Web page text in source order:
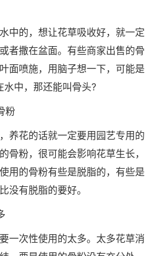
中的，想让花草吸收好，就一定
者撒在盆面。有些商家出售的骨
面喷施，用脑子想一下，可能是
水中，那还能叫骨头?
粉
养花的话就一定要用园艺专用的
骨粉，很可能会影响花草生长，
用的骨粉有些是脱脂的，有些是
没有脱脂的要好。
一次性使用的太多。太多花草消